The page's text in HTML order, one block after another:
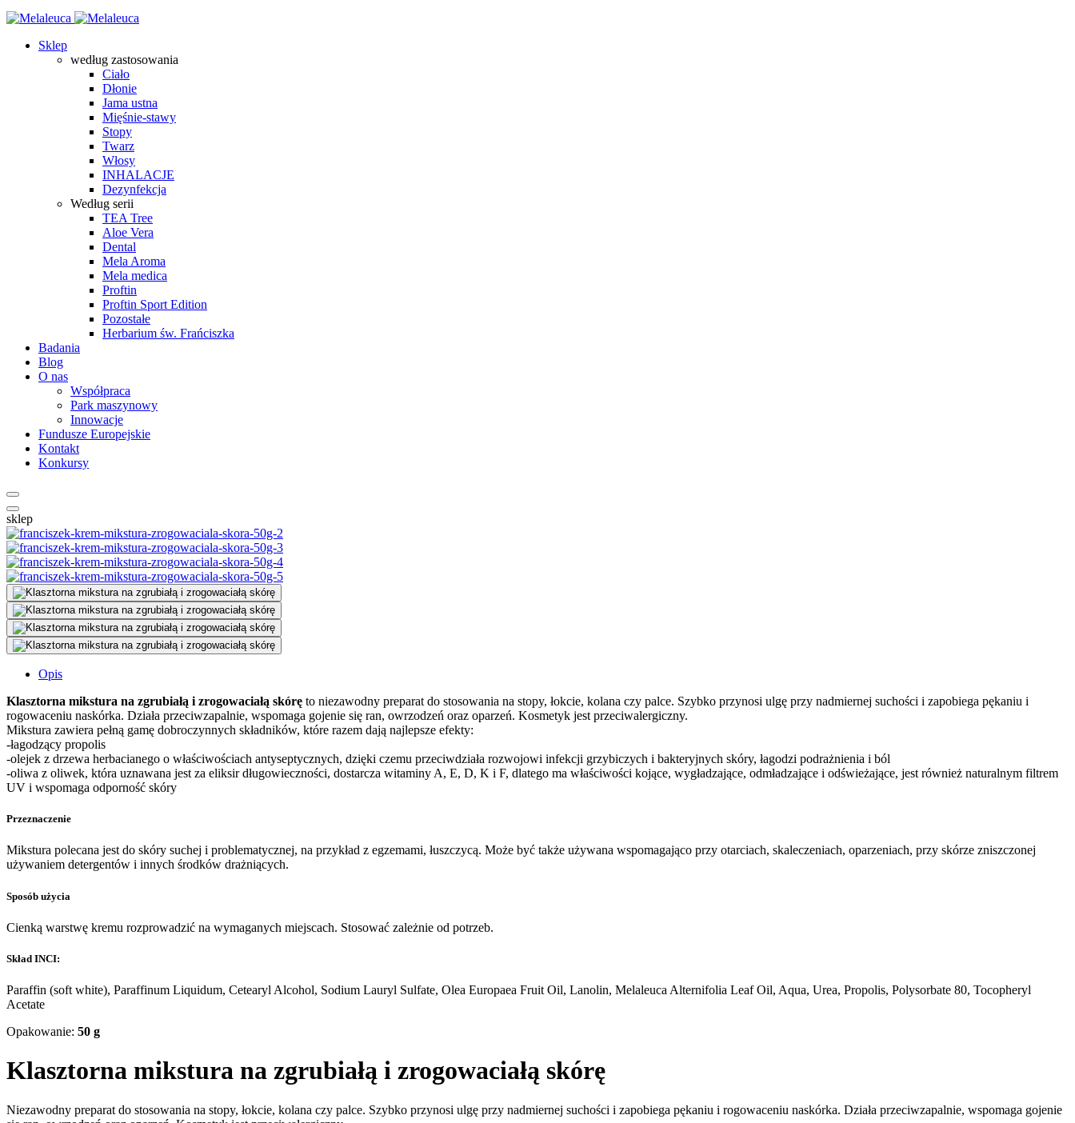
Sklep
według zastosowania
Ciało
Dłonie
Jama ustna
Mięśnie-stawy
Stopy
Twarz
Włosy
INHALACJE
Dezynfekcja
Według serii
TEA Tree
Aloe Vera
Dental
Mela Aroma
Mela medica
Proftin
Proftin Sport Edition
Pozostałe
Herbarium św. Frańciszka
Badania
Blog
O nas
Współpraca
Park maszynowy
Innowacje
Fundusze Europejskie
Kontakt
Konkursy
sklep
Opis
Klasztorna mikstura na zgrubiałą i zrogowaciałą skórę to niezawodny preparat do stosowania na stopy, łokcie, kolana czy palce. Szybko przynosi ulgę przy nadmiernej suchości i zapobiega pękaniu i
rogowaceniu naskórka. Działa przeciwzapalnie, wspomaga gojenie się ran, owrzodzeń oraz oparzeń. Kosmetyk jest przeciwalergiczny.
Mikstura zawiera pełną gamę dobroczynnych składników, które razem dają najlepsze efekty:
-łagodzący propolis
-olejek z drzewa herbacianego o właściwościach antyseptycznych, dzięki czemu przeciwdziała rozwojowi infekcji grzybiczych i bakteryjnych skóry, łagodzi podrażnienia i ból
-oliwa z oliwek, która uznawana jest za eliksir długowieczności, dostarcza witaminy A, E, D, K i F, dlatego ma właściwości kojące, wygładzające, odmładzające i odświeżające, jest również naturalnym filtrem
UV i wspomaga odporność skóry
Przeznaczenie
Mikstura polecana jest do skóry suchej i problematycznej, na przykład z egzemami, łuszczycą. Może być także używana wspomagająco przy otarciach, skaleczeniach, oparzeniach, przy skórze zniszczonej
używaniem detergentów i innych środków drażniących.
Sposób użycia
Cienką warstwę kremu rozprowadzić na wymaganych miejscach. Stosować zależnie od potrzeb.
Skład INCI:
Paraffin (soft white), Paraffinum Liquidum, Cetearyl Alcohol, Sodium Lauryl Sulfate, Olea Europaea Fruit Oil, Lanolin, Melaleuca Alternifolia Leaf Oil, Aqua, Urea, Propolis, Polysorbate 80, Tocopheryl
Acetate
Opakowanie: 50 g
Klasztorna mikstura na zgrubiałą i zrogowaciałą skórę
Niezawodny preparat do stosowania na stopy, łokcie, kolana czy palce. Szybko przynosi ulgę przy nadmiernej suchości i zapobiega pękaniu i rogowaceniu naskórka. Działa przeciwzapalnie, wspomaga gojenie